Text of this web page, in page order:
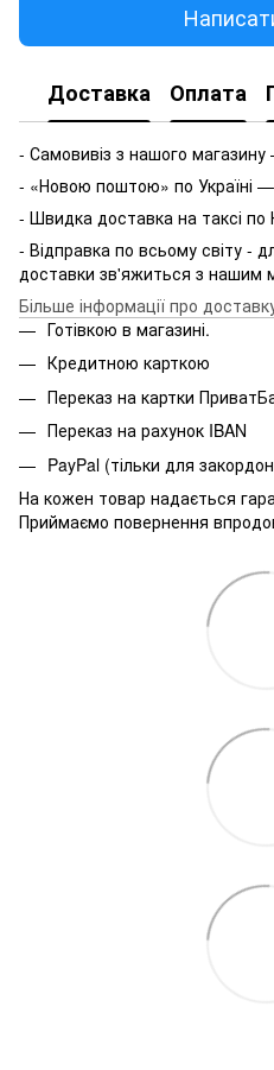
Доставка Оплата
- Самовивіз з нашого
- «Новою поштою» по Україні
- Швидка доставка на таксі
- Відправка по всьому світу -
доставки зв'яжиться з нашим
Більше інформації про
Готівкою в магазині.
Кредитною карткою
Переказ на картки
Переказ на рахунок IBAN
PayPal (тільки для
На кожен товар надається
Приймаємо повернення